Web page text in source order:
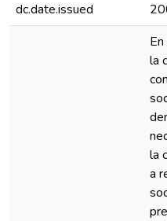
dc.date.issued
la
la
a